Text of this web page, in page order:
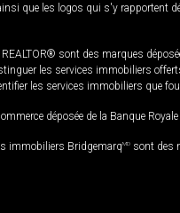
que les logos qui s'y rapportent
REALTOR® sont des marques
les services immobiliers
les services immobiliers que
déposée de la Banque
immobiliers BridgemarqMD sont des